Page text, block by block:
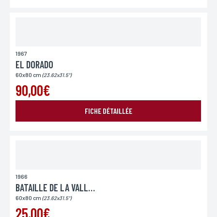
*Champs obligatoires
Conformément à la loi «informatique et Libertés» du 06,01,1978 modifié en 2004, vous pouvez
pour des motifs légitimes, au traitement informatiques de vos coordonnées, bénéficiez d’un
L’Incartade - 51 rue Basse, 59800 Lille.
1967
EL DORADO
60x80 cm (23.62x31.5")
90,00€
FICHE DÉTAILLÉE
1966
BATAILLE DE LA VALLEE DU DIABLE (LA)
60x80 cm (23.62x31.5")
25,00€